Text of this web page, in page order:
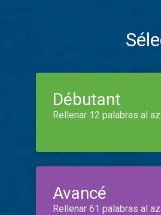
Débutant
Rellenar 12 palabras al
Avancé
Rellenar 61 palabras al